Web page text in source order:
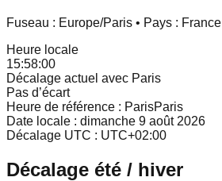
Fuseau : Europe/Paris • Pays : France
Heure locale
15:58:00
Décalage actuel avec Paris
Pas d’écart
Heure de référence : ParisParis
Date locale : dimanche 9 août 2026
Décalage UTC : UTC+02:00
Décalage été / hiver